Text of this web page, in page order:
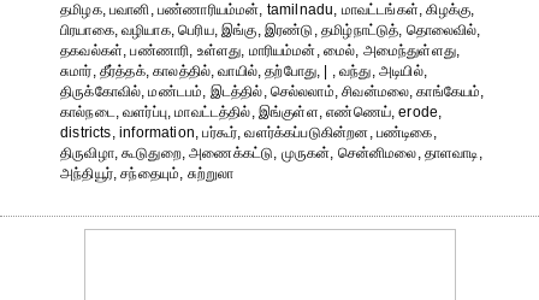
தமிழக, பவானி, பண்ணாரியம்மன், tamilnadu, மாவட்டங்கள், கிழக்கு,
பிரயாகை, வழியாக, பெரிய, இங்கு, இரண்டு, தமிழ்நாட்டுத், தொலைவில்,
தகவல்கள், பண்ணாரி, உள்ளது, மாரியம்மன், மைல், அமைந்துள்ளது,
சுமார், தீர்த்தக், காலத்தில், வாயில், தற்போது, | , வந்து, அடியில்,
திருக்கோவில், மண்டபம், இடத்தில், செல்லலாம், சிவன்மலை, காங்கேயம்,
கால்நடை, வளர்ப்பு, மாவட்டத்தில், இங்குள்ள, எண்ணெய், erode,
districts, information, பர்கூர், வளர்க்கப்படுகின்றன, பண்டிகை,
திருவிழா, கூடுதுறை, அணைக்கட்டு, முருகன், சென்னிமலை, தாளவாடி,
அந்தியூர், சந்தையும், சுற்றுலா